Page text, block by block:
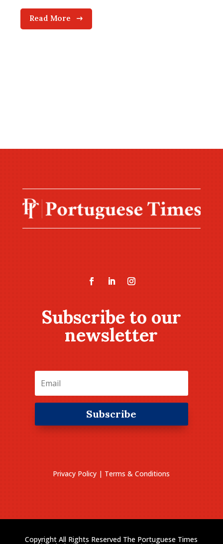
Read More
Subscribe to our
newsletter
Subscribe
Privacy Policy | Terms & Conditions
Copyright All Rights Reserved The Portuguese Times